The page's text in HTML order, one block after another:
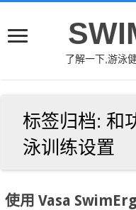
了解一下,游泳
标签归档:和
泳训练设置
使用 Vasa